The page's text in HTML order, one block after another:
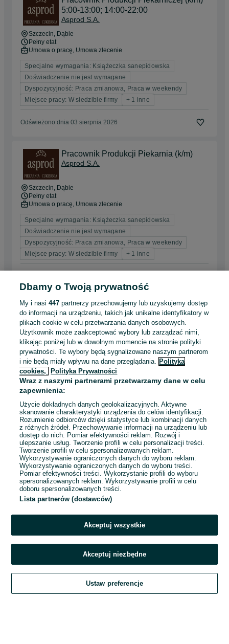
5:00-13:00; 14:00-22:00
Asprod S.A.
Szczecin, Dąbie
Pełny etat
Umowa o pracę, Umowa zlecenie
Specjalne wymagania: Książeczka sanepidowska
Doświadczenie nie jest wymagane
Dyspozycyjność: Praca zmianowa, Praca w weekendy
Miejsce pracy: W siedzibie firmy
+ 1 inne
Odświeżono dnia 03 sierpnia 2026
Pracownik Produkcji Piekarnia (k/m)
Asprod S.A.
Szczecin, Dąbie
Pełny etat
Umowa o pracę, Umowa zlecenie
Specjalne wymagania: Książeczka sanepidowska
Doświadczenie nie jest wymagane
Dyspozycyjność: Praca zmianowa, Praca w weekendy
Miejsce pracy: W siedzibie firmy
+ 1 inne
Lider lokalu gastronomicznego (k/m)
Asprod S.A. ul. Mickiewicza Dębno
Asprod S.A.
Dębno
Współpraca B2B
Samozatrudnienie
Specjalne wymagania: Książeczka sanepidowska
Odpowiednie doświadczenie zawodowe
Dyspozycyjność: Praca zmianowa, Praca w weekendy
Kadra kierownicza
Odświeżono dnia 30 lipca 2026
Zadzwoń / SMS
Szukaj Obserwujesz Dodaj Czat Konto
Dbamy o Twoją prywatność
My i nasi447 partnerzy przechowujemy lub uzyskujemy dostęp
do informacji na urządzeniu, takich jak unikalne identyfikatory w
plikach cookie w celu przetwarzania danych osobowych.
Użytkownik może zaakceptować wybory lub zarządzać nimi,
klikając poniżej lub w dowolnym momencie na stronie polityki
prywatności. Te wybory będą sygnalizowane naszym partnerom
i nie będą miały wpływu na dane przeglądania. Polityka
cookies,
Polityka Prywatności
Wraz z naszymi partnerami przetwarzamy dane w celu
zapewnienia:
Użycie dokładnych danych geolokalizacyjnych. Aktywne
skanowanie charakterystyki urządzenia do celów identyfikacji.
Rozumienie odbiorców dzięki statystyce lub kombinacji danych
z różnych źródeł. Przechowywanie informacji na urządzeniu lub
dostęp do nich. Pomiar efektywności reklam. Rozwój i
ulepszanie usług. Tworzenie profili w celu personalizacji treści.
Tworzenie profili w celu spersonalizowanych reklam.
Wykorzystywanie ograniczonych danych do wyboru reklam.
Wykorzystywanie ograniczonych danych do wyboru treści.
Pomiar efektywności treści. Wykorzystanie profili do wyboru
spersonalizowanych reklam. Wykorzystywanie profili w celu
doboru spersonalizowanych treści.
Lista partnerów (dostawców)
Akceptuj wszystkie
Akceptuj niezbędne
Ustaw preferencje